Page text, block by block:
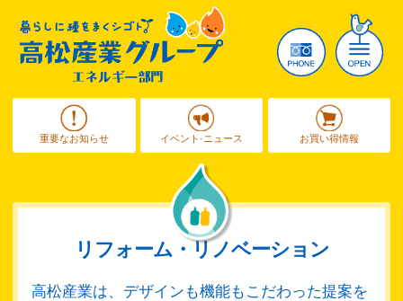
重要なお知らせ イベント·ニュース お買い得情報
リフォーム・リノベーション
高松産業は、デザインも機能もこだわった提案を